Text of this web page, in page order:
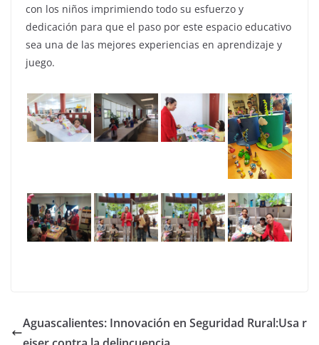
con los niños imprimiendo todo su esfuerzo y
dedicación para que el paso por este espacio educativo
sea una de las mejores experiencias en aprendizaje y
juego.
Aguascalientes: Innovación en Seguridad Rural:Usa r